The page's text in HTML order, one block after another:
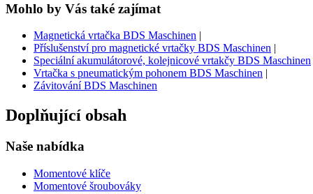
Mohlo by Vás také zajímat
Magnetická vrtačka BDS Maschinen |
Příslušenství pro magnetické vrtačky BDS Maschinen |
Speciální akumulátorové, kolejnicové vrtakčy BDS Maschinen
Vrtačka s pneumatickým pohonem BDS Maschinen |
Závitování BDS Maschinen
Doplňující obsah
Naše nabídka
Momentové klíče
Momentové šroubováky